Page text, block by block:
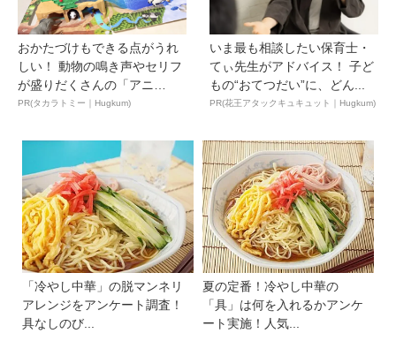
おかたづけもできる点がうれ
しい！ 動物の鳴き声やセリフ
が盛りだくさんの「アニ
ア ...
PR(タカラトミー｜Hugkum)
いま最も相談したい保育士・
てぃ先生がアドバイス！ 子ど
もの“おてつだい”に、どん...
PR(花王アタックキュキュット｜Hugkum)
「冷やし中華」の脱マンネリ
アレンジをアンケート調査！
具なしのび...
夏の定番！冷やし中華の
「具」は何を入れるかアンケ
ート実施！人気...